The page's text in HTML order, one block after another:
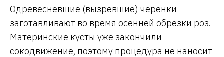
Одревесневшие (вызревшие) черенки
заготавливают во время осенней обрезки роз.
Материнские кусты уже закончили
сокодвижение, поэтому процедура не наносит